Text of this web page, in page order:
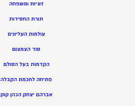
זוגיות ומשפחה
תורת החסידות
עולמות העליונים
סוד הצמצום
הקדמות בעל הסולם
פתיחה לחכמת הקבלה
אברהם יצחק הכהן קוק